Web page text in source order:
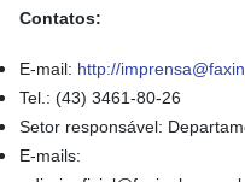
Contatos:
E-mail: http://
Tel.: (43) 3461-80-26
Setor responsável:
E-mails: